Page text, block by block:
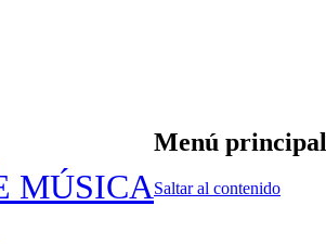
MÚSICA
Menú principal
Saltar al contenido